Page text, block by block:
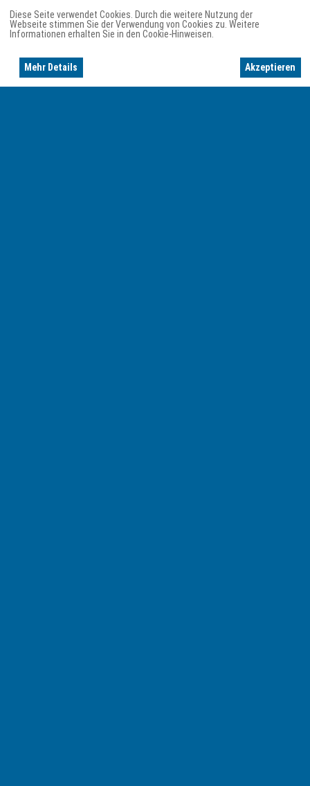
Diese Seite verwendet Cookies. Durch die weitere Nutzung der
Webseite stimmen Sie der Verwendung von Cookies zu. Weitere
Informationen erhalten Sie in den Cookie-Hinweisen.
Mehr Details Akzeptieren